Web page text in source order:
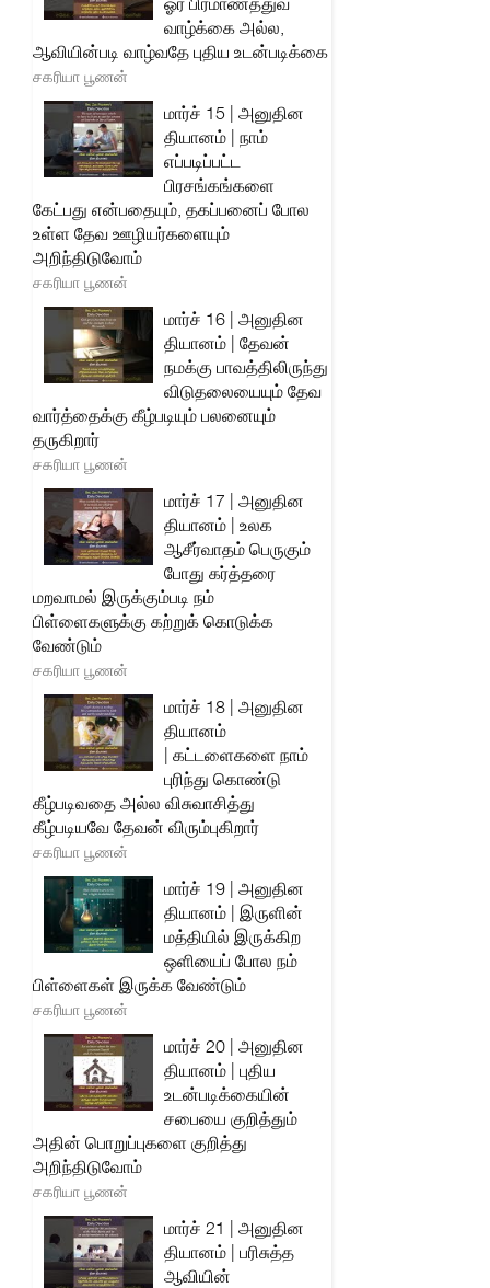
வாழ்க்கை அல்ல,
ஆவியின்படி வாழ்வதே புதிய உடன்படிக்கை
சகரியா பூணன்
மார்ச் 15 | அனுதின
தியானம் | நாம்
எப்படிப்பட்ட
பிரசங்கங்களை
கேட்பது என்பதையும், தகப்பனைப் போல
உள்ள தேவ ஊழியர்களையும்
அறிந்திடுவோம்
சகரியா பூணன்
மார்ச் 16 | அனுதின
தியானம் | தேவன்
நமக்கு பாவத்திலிருந்து
விடுதலையையும் தேவ
வார்த்தைக்கு கீழ்படியும் பலனையும்
தருகிறார்
சகரியா பூணன்
மார்ச் 17 | அனுதின
தியானம் | உலக
ஆசீர்வாதம் பெருகும்
போது கர்த்தரை
மறவாமல் இருக்கும்படி நம்
பிள்ளைகளுக்கு கற்றுக் கொடுக்க
வேண்டும்
சகரியா பூணன்
மார்ச் 18 | அனுதின
தியானம்
| கட்டளைகளை நாம்
புரிந்து கொண்டு
கீழ்படிவதை அல்ல விசுவாசித்து
கீழ்படியவே தேவன் விரும்புகிறார்
சகரியா பூணன்
மார்ச் 19 | அனுதின
தியானம் | இருளின்
மத்தியில் இருக்கிற
ஒளியைப் போல நம்
பிள்ளைகள் இருக்க வேண்டும்
சகரியா பூணன்
மார்ச் 20 | அனுதின
தியானம் | புதிய
உடன்படிக்கையின்
சபையை குறித்தும்
அதின் பொறுப்புகளை குறித்து
அறிந்திடுவோம்
சகரியா பூணன்
மார்ச் 21 | அனுதின
தியானம் | பரிசுத்த
ஆவியின்